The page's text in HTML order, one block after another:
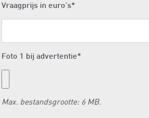
Vraagprijs in euro's*
Foto 1 bij advertentie*
Max. bestandsgrootte: 6 MB.